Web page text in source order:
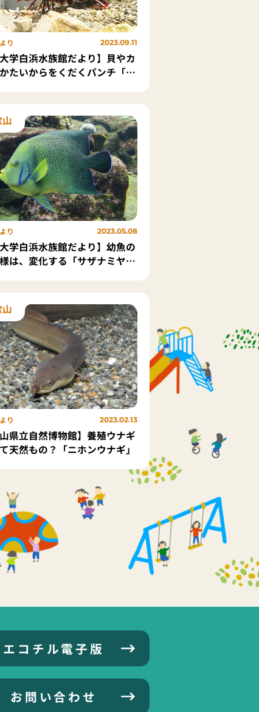
り 2023.09.11
大学白浜水族館だより】貝やカ
たいからをくだくパンチ「モ
り 2023.05.08
大学白浜水族館だより】幼魚の
は、変化する「サザナミヤッ
り 2023.02.13
山県立自然博物館】養殖ウナギ
天然もの？「ニホンウナギ」
エコチル電子版
お問い合わせ